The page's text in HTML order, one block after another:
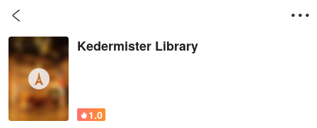
 
Kedermister Library
 1.0